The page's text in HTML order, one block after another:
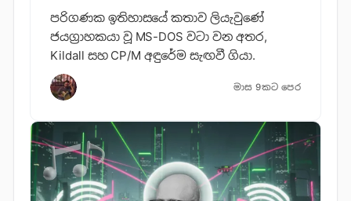
පරිගණක ඉතිහාසයේ කතාව ලියැවුණේ
ජයග්‍රාහකයා වූ MS-DOS වටා වන අතර,
Kildall සහ CP/M අඳුරේම සැඟවී ගියා.
මාස 9කට පෙර